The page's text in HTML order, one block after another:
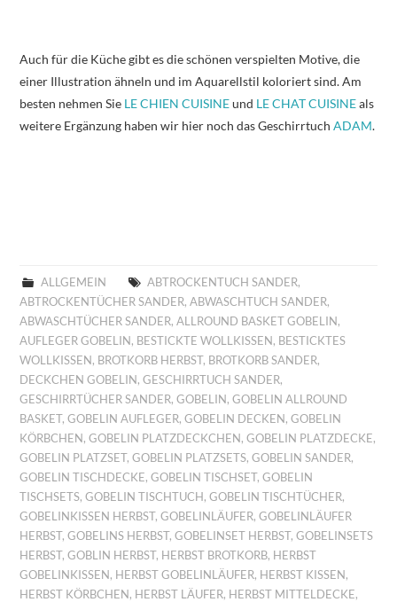
Auch für die Küche gibt es die schönen verspielten Motive, die
einer Illustration ähneln und im Aquarellstil koloriert sind. Am
besten nehmen Sie LE CHIEN CUISINEund LE CHAT CUISINEals
weitere Ergänzung haben wir hier noch das GeschirrtuchADAM.
ALLGEMEIN ABTROCKENTUCH SANDER,
ABTROCKENTÜCHER SANDER,ABWASCHTUCH SANDER,
ABWASCHTÜCHER SANDER,ALLROUND BASKET GOBELIN ,
AUFLEGER GOBELIN , BESTICKTE WOLLKISSEN , BESTICKTES
WOLLKISSEN , BROTKORB HERBST, BROTKORB SANDER,
DECKCHEN GOBELIN ,GESCHIRRTUCH SANDER,
GESCHIRRTÜCHER SANDER,GOBELIN ,GOBELIN ALLROUND
BASKET,GOBELIN AUFLEGER,GOBELIN DECKEN ,GOBELIN
KÖRBCHEN ,GOBELIN PLATZDECKCHEN ,GOBELIN PLATZDECKE,
GOBELIN PLATZSET,GOBELIN PLATZSETS,GOBELIN SANDER,
GOBELIN TISCHDECKE,GOBELIN TISCHSET,GOBELIN
TISCHSETS,GOBELIN TISCHTUCH ,GOBELIN TISCHTÜCHER,
GOBELINKISSEN HERBST,GOBELINLÄUFER,GOBELINLÄUFER
HERBST,GOBELINS HERBST,GOBELINSET HERBST,GOBELINSETS
HERBST,GOBLIN HERBST, HERBST BROTKORB, HERBST
GOBELINKISSEN , HERBST GOBELINLÄUFER, HERBST KISSEN ,
HERBST KÖRBCHEN , HERBST LÄUFER, HERBST MITTELDECKE,